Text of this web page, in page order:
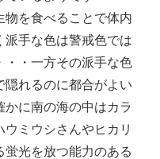
物を食べることで体内
派手な色は警戒色では
・・一方その派手な色
隠れるのに都合がよい
かに南の海の中はカラ
ミウシさんやヒカリ
蛍光を放つ能力のある